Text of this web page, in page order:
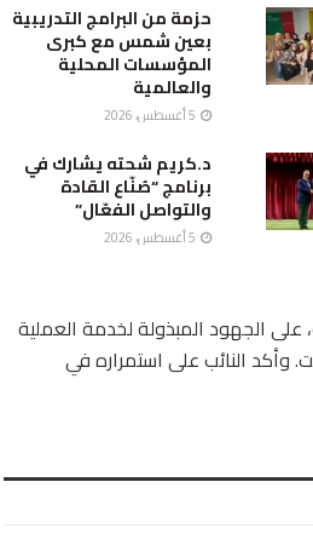
حزمة من البرامج التدريبية
بعين شمس مع كبرى
المؤسسات المحلية
والعالمية
د.كريم شحته يشارك في
برنامج “صُنّاع القادة
والتواصل الفعّال”
على الجهود المبذولة لخدمة العملية
وأكد النائب على استمراره في